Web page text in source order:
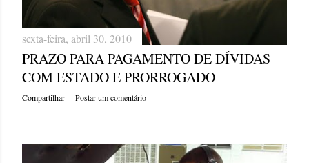
sexta-feira, abril 30, 2010
PRAZO PARA PAGAMENTO DE DÍVIDAS
COM ESTADO E PRORROGADO
Compartilhar Postar um comentário